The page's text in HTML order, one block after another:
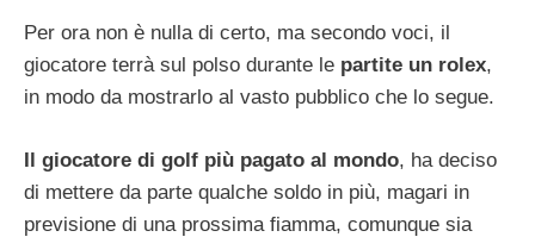
Per ora non è nulla di certo, ma secondo voci, il
giocatore terrà sul polso durante le partite un rolex,
in modo da mostrarlo al vasto pubblico che lo segue.
Il giocatore di golf più pagato al mondo, ha deciso
di mettere da parte qualche soldo in più, magari in
previsione di una prossima fiamma, comunque sia